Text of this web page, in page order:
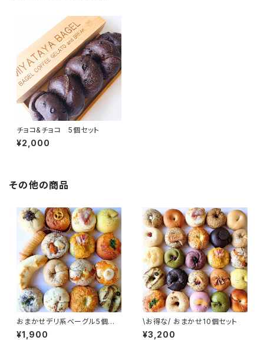
チョコ&チョコ 5個セット
¥2,000
その他の商品
おまかせデリ系ベーグル5個セッ
ト
¥1,900
\お得な/ おまかせ10個セット
¥3,200